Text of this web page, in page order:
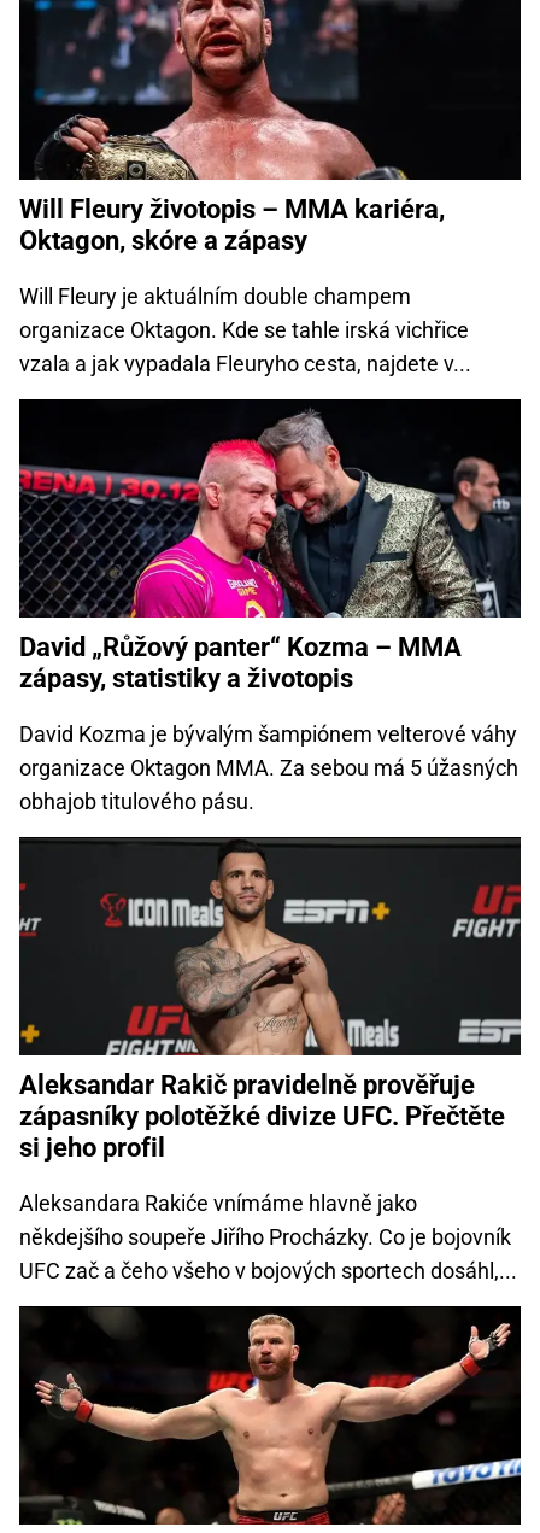
Will Fleury životopis – MMA kariéra,
Oktagon, skóre a zápasy
Will Fleury je aktuálním double champem
organizace Oktagon. Kde se tahle irská vichřice
vzala a jak vypadala Fleuryho cesta, najdete v...
David „Růžový panter“ Kozma – MMA
zápasy, statistiky a životopis
David Kozma je bývalým šampiónem velterové váhy
organizace Oktagon MMA. Za sebou má 5 úžasných
obhajob titulového pásu.
Aleksandar Rakič pravidelně prověřuje
zápasníky polotěžké divize UFC. Přečtěte
si jeho profil
Aleksandara Rakiće vnímáme hlavně jako
někdejšího soupeře Jiřího Procházky. Co je bojovník
UFC zač a čeho všeho v bojových sportech dosáhl,...